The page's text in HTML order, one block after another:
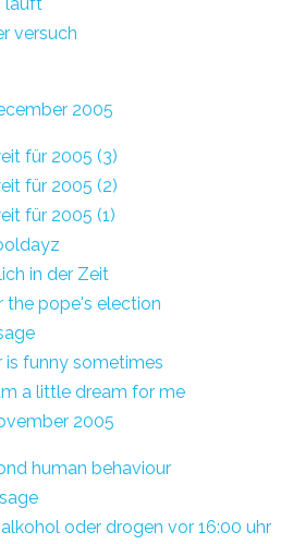
versuch
2005
für 2005 (3)
für 2005 (2)
für 2005 (1)
in der Zeit
the pope's election
is funny sometimes
a little dream for me
2005
human behaviour
oder drogen vor 16:00 uhr